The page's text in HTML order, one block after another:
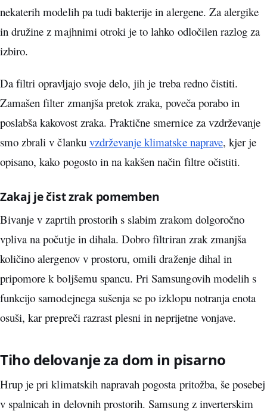
nekaterih modelih pa tudi bakterije in alergene. Za alergike
in družine z majhnimi otroki je to lahko odločilen razlog za
izbiro.
Da filtri opravljajo svoje delo, jih je treba redno čistiti.
Zamašen filter zmanjša pretok zraka, poveča porabo in
poslabša kakovost zraka. Praktične smernice za vzdrževanje
smo zbrali v članku vzdrževanje klimatske naprave, kjer je
opisano, kako pogosto in na kakšen način filtre očistiti.
Zakaj je čist zrak pomemben
Bivanje v zaprtih prostorih s slabim zrakom dolgoročno
vpliva na počutje in dihala. Dobro filtriran zrak zmanjša
količino alergenov v prostoru, omili draženje dihal in
pripomore k boljšemu spancu. Pri Samsungovih modelih s
funkcijo samodejnega sušenja se po izklopu notranja enota
osuši, kar prepreči razrast plesni in neprijetne vonjave.
Tiho delovanje za dom in pisarno
Hrup je pri klimatskih napravah pogosta pritožba, še posebej
v spalnicah in delovnih prostorih. Samsung z inverterskim